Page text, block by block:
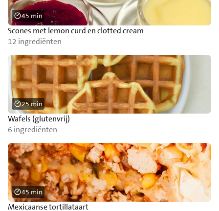
Scones met lemon curd en clotted cream
12 ingrediënten
45 min
Wafels (glutenvrij)
6 ingrediënten
25 min
Mexicaanse tortillataart
45 min